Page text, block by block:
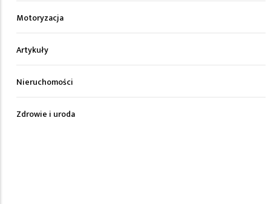
Motoryzacja
Artykuły
Nieruchomości
Zdrowie i uroda